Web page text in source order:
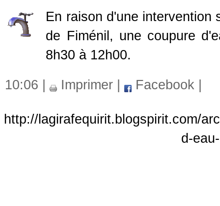
En raison d'une intervention
de Fiménil, une coupure
8h30 à 12h00.
10:06 | Imprimer Facebook
http://lagirafequirit.blogspirit.com/
d-